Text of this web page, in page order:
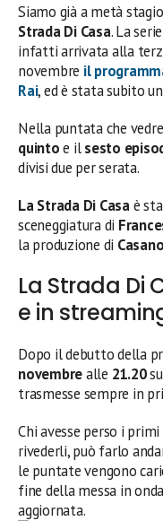
Siamo già a metà
Strada Di Casa. La
infatti arrivata alla
novembre il
Rai, ed è stata subito
Nella puntata che
quintoe ilsesto
divisi due per serata.
La Strada Di Casaè
sceneggiatura di
la produzione di
La Strada Di
e in
Dopo il debutto della
novembrealle 21.20su
trasmesse sempre in
Chi avesse perso i
rivederli, può farlo
le puntate vengono
fine della messa in
aggiornata.